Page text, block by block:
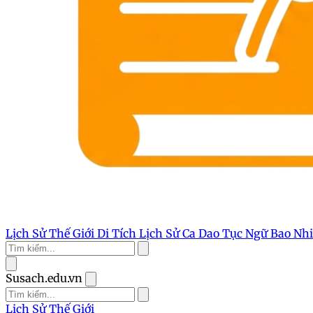
Lịch Sử Thế Giới Di Tích Lịch SửCa Dao Tục NgữBao
Susach.edu.vn
Lịch Sử Thế Giới